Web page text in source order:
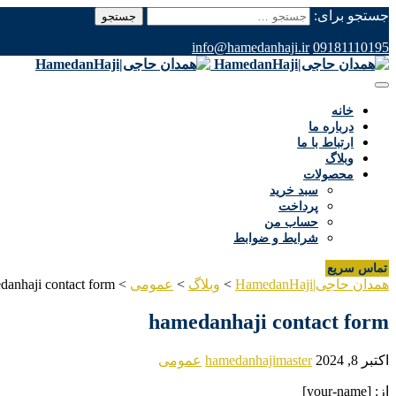
جستجو برای:
09181110195
info@hamedanhaji.ir
خانه
درباره ما
ارتباط با ما
وبلاگ
محصولات
سبد خرید
پرداخت
حساب من
شرایط و ضوابط
تماس سریع
همدان حاجی|HamedanHaji > وبلاگ > عمومی >
contact form
hamedanhaji contact form
اکتبر 8, 2024 hamedanhajimaster عمومی
از: [your-name]